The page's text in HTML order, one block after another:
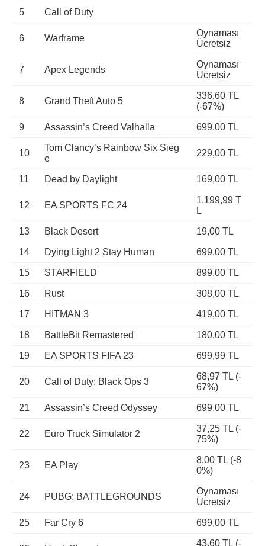
5 Call of Duty
6 Warframe
Oynaması
Ücretsiz
7 Apex Legends
Oynaması
Ücretsiz
8 Grand Theft Auto 5
336,60 TL
(-67%)
9 Assassin’s Creed Valhalla 699,00 TL
10
Tom Clancy’s Rainbow Six Sieg
e
229,00 TL
11 Dead by Daylight 169,00 TL
12 EA SPORTS FC 24
1.199,99 T
L
13 Black Desert 19,00 TL
14 Dying Light 2 Stay Human 699,00 TL
15 STARFIELD 899,00 TL
16 Rust 308,00 TL
17 HITMAN 3 419,00 TL
18 BattleBit Remastered 180,00 TL
19 EA SPORTS FIFA 23 699,99 TL
20 Call of Duty: Black Ops 3
68,97 TL (-
67%)
21 Assassin’s Creed Odyssey 699,00 TL
22 Euro Truck Simulator 2
37,25 TL (-
75%)
23 EA Play
8,00 TL (-8
0%)
24 PUBG: BATTLEGROUNDS
Oynaması
Ücretsiz
25 Far Cry 6 699,00 TL
43,60 TL (-